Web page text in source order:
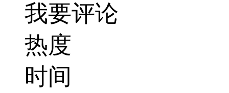
我要评论
热度
时间